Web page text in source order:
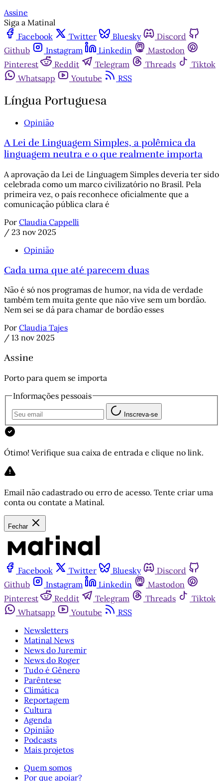
Assine
Siga a Matinal
Facebook
Twitter Bluesky
Discord
Github
Instagram Linkedin
Mastodon
Pinterest
Reddit Telegram Threads
Tiktok
Whatsapp
Youtube RSS
Língua Portuguesa
Opinião
A Lei de Linguagem Simples, a polêmica da
linguagem neutra e o que realmente importa
A aprovação da Lei de Linguagem Simples deveria ter sido
celebrada como um marco civilizatório no Brasil. Pela
primeira vez, o país reconhece oficialmente que a
comunicação pública clara é
Por Claudia Cappelli
/ 23 nov 2025
Opinião
Cada uma que até parecem duas
Não é só nos programas de humor, na vida de verdade
também tem muita gente que não vive sem um bordão.
Nem sei se dá para chamar de bordão esses
Por Claudia Tajes
/ 13 nov 2025
Assine
Porto para quem se importa
Informações pessoais
Inscreva-se
Ótimo! Verifique sua caixa de entrada e clique no link.
Email não cadastrado ou erro de acesso. Tente criar uma
conta ou contate a Matinal.
Fechar
Facebook Twitter Bluesky
Discord
Github
Instagram Linkedin
Mastodon
Pinterest
Reddit Telegram Threads
Tiktok
Whatsapp
Youtube
RSS
Newsletters
Matinal News
News do Juremir
News do Roger
Tudo é Gênero
Parêntese
Climática
Reportagem
Cultura
Agenda
Opinião
Podcasts
Mais projetos
Quem somos
Por que apoiar?